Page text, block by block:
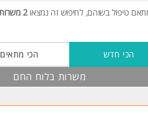
טיפול בשוהם, לחיפוש זה נמצאו2 משרות
הכי חדש הכי מתאים
משרות בלוח החם